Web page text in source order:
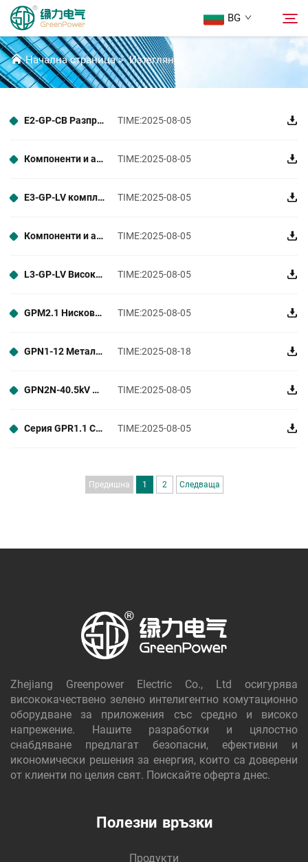
BG
Продукти
Новини
За Нас
ИЗТЕГЛЯНЕ
Начална страница>Изтегляне
E2-GP-СВ Разпределителни уредби и компоненти TIME:2025-08-05
Компоненти и аксесоари за H1-GP-MV комплектно разпределително устройство TIME:2025-08-05
E3-GP-LV комплектно разпределително устройство и автоматични предпазители TIME:2025-08-05
Компоненти и аксесоари за L1-GP-LV комплектно разпределително устройство TIME:2025-08-05
L3-GP-LV Високоволтови превключватели Sivacon 8PT TIME:2025-08-05
GPM2.1 Нисковолтов щит с издвижващи се секции TIME:2025-08-05
GPN1-12 Метално облицовано разпределително устройство в затворен корпус TIME:2025-08-18
GPN2N-40.5kV SF6-Free зелено азотно изолирано метално облицовано разпределително устройство в затворен корпус TIME:2025-08-05
Серия GPR1.1 Със със съсухо въздушно изолирани пръстени главни единици TIME:2025-08-05
Предишна 1 2 Следваща
Zhejiang Greenpower Electric Co., Ltd осигурява
висококачествено зелено интелигентно комутационно
оборудване за приложения със средно и високо
напрежение. Нашите разработки и цялостно
снабдяване предлагат безопасни, ефективни и
икономически решения за енергия, които са доверени
от клиенти по целия свят. Поискайте оферта днес.
Полезни връзки
Продукти